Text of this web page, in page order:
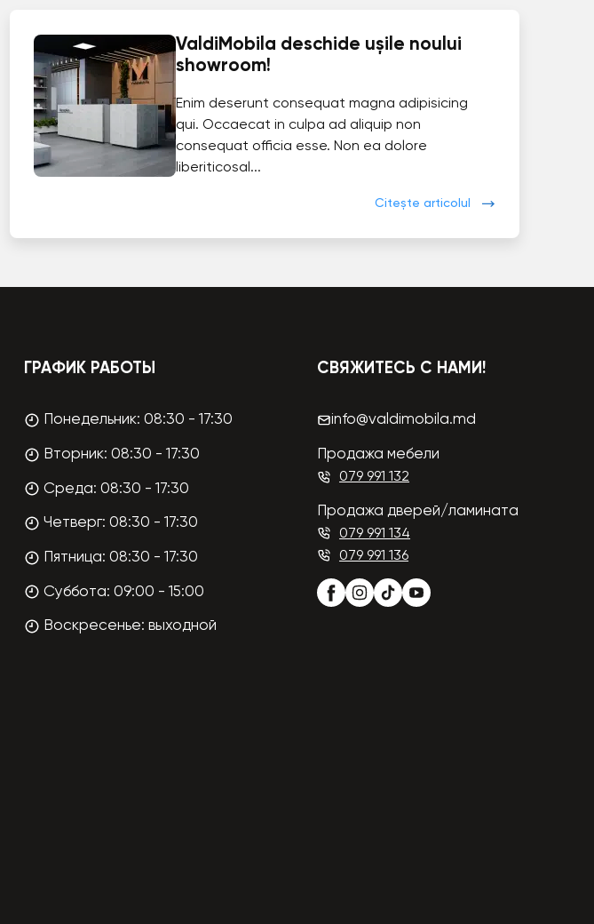
ValdiMobila deschide ușile noului
showroom!
Enim deserunt consequat magna adipisicing
qui. Occaecat in culpa ad aliquip non
consequat officia esse. Non ea dolore
liberiticosal...
Citește articolul
ГРАФИК РАБОТЫ
Понедельник: 08:30 - 17:30
Вторник: 08:30 - 17:30
Среда: 08:30 - 17:30
Четверг: 08:30 - 17:30
Пятница: 08:30 - 17:30
Суббота: 09:00 - 15:00
Воскресенье: выходной
СВЯЖИТЕСЬ С НАМИ!
info@valdimobila.md
Продажа мебели
079 991 132
Продажа дверей/ламината
079 991 134
079 991 136